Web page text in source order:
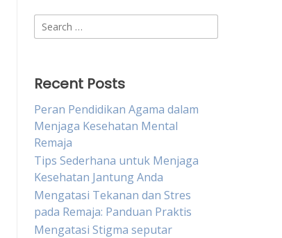
Search
for:
Recent Posts
Peran Pendidikan Agama dalam
Menjaga Kesehatan Mental
Remaja
Tips Sederhana untuk Menjaga
Kesehatan Jantung Anda
Mengatasi Tekanan dan Stres
pada Remaja: Panduan Praktis
Mengatasi Stigma seputar